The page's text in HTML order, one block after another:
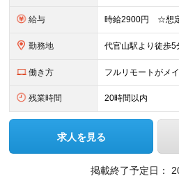
給与
勤務地
働き方 フルリモートがメ
残業時間 20時間以内
求人を見る
掲載終了予定日：